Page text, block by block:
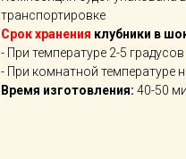
транспортировке
Срок хранения клубники в
- При температуре 2-5
- При комнатной температуре
Время изготовления: 40-50